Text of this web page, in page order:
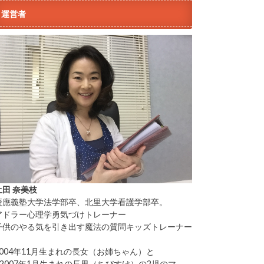
運営者
田 奈美枝
應義塾大学法学部卒、北里大学看護学部卒。
ドラー心理学勇気づけトレーナー
供のやる気を引き出す魔法の質問キッズトレーナー
年11月生まれの長女（お姉ちゃん）と